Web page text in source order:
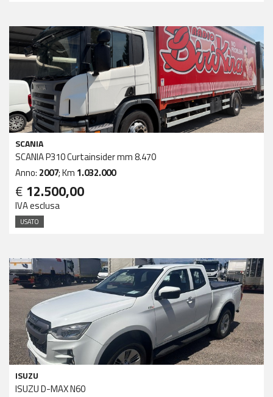
SCANIA
SCANIA P310 Curtainsider mm 8.470
Anno: 2007; Km 1.032.000
€ 12.500,00
IVA esclusa
USATO
ISUZU
ISUZU D-MAX N60